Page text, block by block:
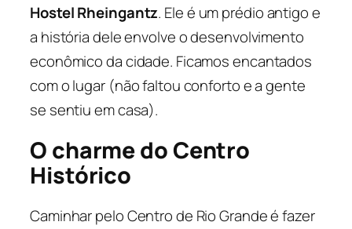
Hostel Rheingantz. Ele é um prédio antigo e
a história dele envolve o desenvolvimento
econômico da cidade. Ficamos encantados
com o lugar (não faltou conforto e a gente
se sentiu em casa).
O charme do Centro
Histórico
Caminhar pelo Centro de Rio Grande é fazer